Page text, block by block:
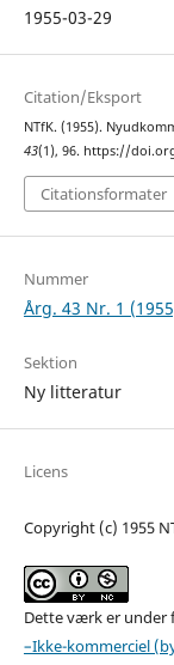
1955-03-29
Citation/Eksport
NTfK. (1955).
43(1), 96. https://
Citationsformater
Nummer
Årg. 43 Nr. 1
Sektion
Ny litteratur
Licens
Copyright (c) 1955
Dette værk er under
–Ikke-kommerciel